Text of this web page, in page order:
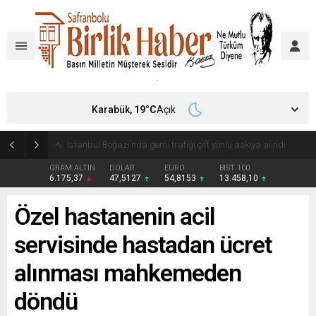
İstanbul Boğazı’nda gemi trafiği çift yönlü askıya alındı
GRAM ALTIN
6.175,37
DOLAR
47,5127
EURO
54,8153
BIST 100
13.458,10
Karabük, 19°CAçık
Özel hastanenin acil
servisinde hastadan ücret
alınması mahkemeden
döndü